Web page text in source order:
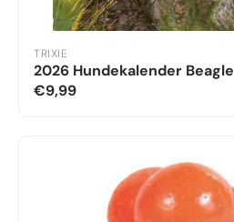
TRIXIE
2026 Hundekalender Beagle
€9,99